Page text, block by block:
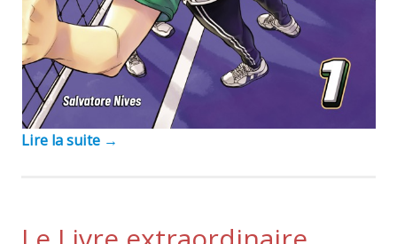
Lire la suite →